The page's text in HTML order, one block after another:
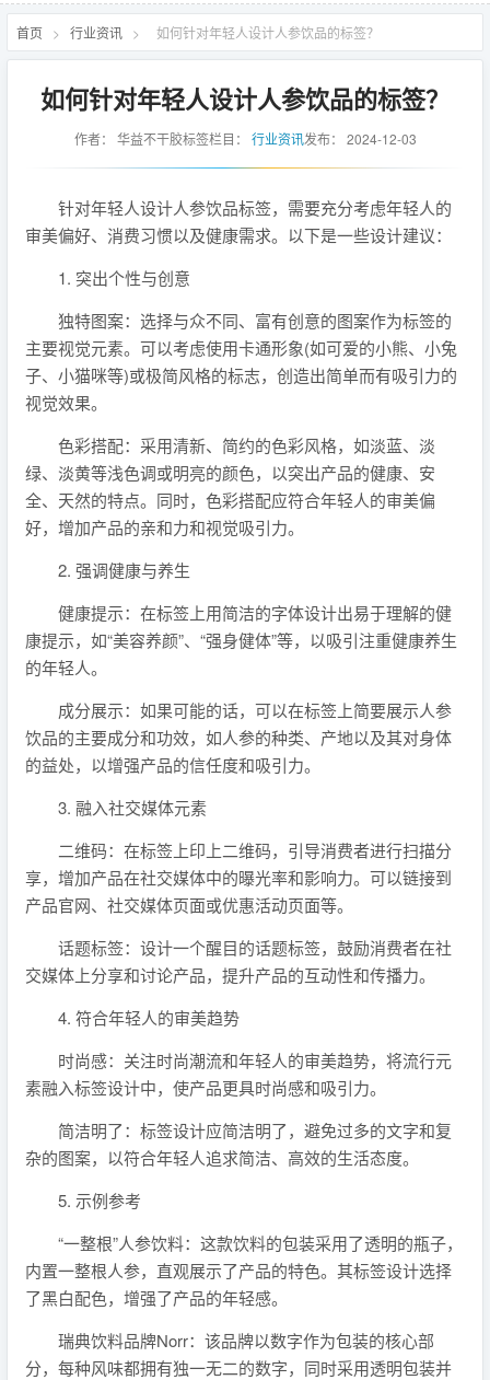
首页 > 行业资讯 > 如何针对年轻人设计人参饮品的标签？
如何针对年轻人设计人参饮品的标签？
作者： 华益不干胶标签栏目： 行业资讯发布： 2024-12-03
针对年轻人设计人参饮品标签，需要充分考虑年轻人的
审美偏好、消费习惯以及健康需求。以下是一些设计建议：
1. 突出个性与创意
独特图案：选择与众不同、富有创意的图案作为标签的
主要视觉元素。可以考虑使用卡通形象(如可爱的小熊、小兔
子、小猫咪等)或极简风格的标志，创造出简单而有吸引力的
视觉效果。
色彩搭配：采用清新、简约的色彩风格，如淡蓝、淡
绿、淡黄等浅色调或明亮的颜色，以突出产品的健康、安
全、天然的特点。同时，色彩搭配应符合年轻人的审美偏
好，增加产品的亲和力和视觉吸引力。
2. 强调健康与养生
健康提示：在标签上用简洁的字体设计出易于理解的健
康提示，如“美容养颜”、“强身健体”等，以吸引注重健康养生
的年轻人。
成分展示：如果可能的话，可以在标签上简要展示人参
饮品的主要成分和功效，如人参的种类、产地以及其对身体
的益处，以增强产品的信任度和吸引力。
3. 融入社交媒体元素
二维码：在标签上印上二维码，引导消费者进行扫描分
享，增加产品在社交媒体中的曝光率和影响力。可以链接到
产品官网、社交媒体页面或优惠活动页面等。
话题标签：设计一个醒目的话题标签，鼓励消费者在社
交媒体上分享和讨论产品，提升产品的互动性和传播力。
4. 符合年轻人的审美趋势
时尚感：关注时尚潮流和年轻人的审美趋势，将流行元
素融入标签设计中，使产品更具时尚感和吸引力。
简洁明了：标签设计应简洁明了，避免过多的文字和复
杂的图案，以符合年轻人追求简洁、高效的生活态度。
5. 示例参考
“一整根”人参饮料：这款饮料的包装采用了透明的瓶子，
内置一整根人参，直观展示了产品的特色。其标签设计选择
了黑白配色，增强了产品的年轻感。
瑞典饮料品牌Norr：该品牌以数字作为包装的核心部
分，每种风味都拥有独一无二的数字，同时采用透明包装并